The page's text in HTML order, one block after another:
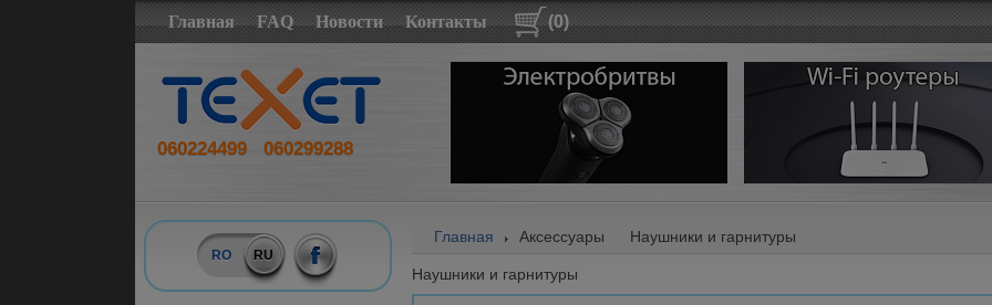
Главная FAQ Новости Контакты (0)
060224499 060299288
RO RU
Главная Аксессуары Наушники и гарнитуры
Наушники и гарнитуры